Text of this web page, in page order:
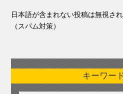
日本語が含まれない投稿は無視さ
（スパム対策）
キーワー